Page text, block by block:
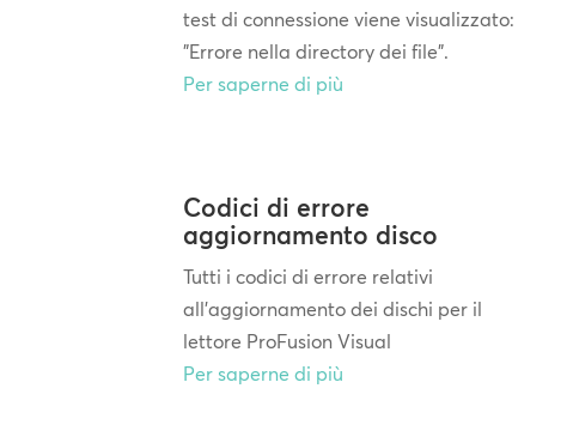
test di connessione viene visualizzato:
"Errore nella directory dei file".
Per saperne di più
Codici di errore
aggiornamento disco
Tutti i codici di errore relativi
all'aggiornamento dei dischi per il
lettore ProFusion Visual
Per saperne di più